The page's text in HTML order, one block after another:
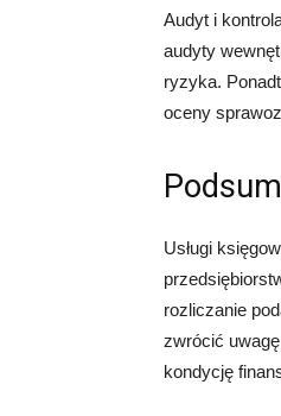
Audyt i
audyty
ryzyka.
oceny
Usługi
rozliczanie
zwrócić
kondycję